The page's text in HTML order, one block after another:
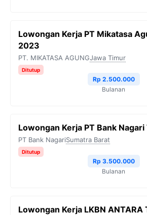
Lowongan Kerja PT Mikatasa
2023
PT. MIKATASA AGUNGJawa Timur
Ditutup
Rp 2.500.000
Bulanan
Lowongan Kerja PT Bank
PT Bank NagariSumatra Barat
Ditutup
Rp 3.500.000
Bulanan
Lowongan Kerja LKBN